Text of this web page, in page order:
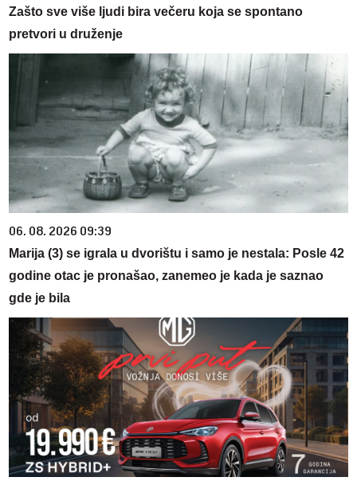
Zašto sve više ljudi bira večeru koja se spontano
pretvori u druženje
06. 08. 2026 09:39
Marija (3) se igrala u dvorištu i samo je nestala: Posle 42
godine otac je pronašao, zanemeo je kada je saznao
gde je bila